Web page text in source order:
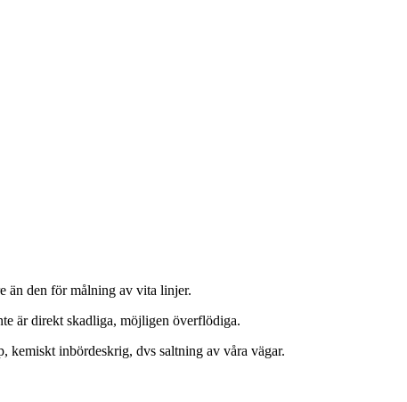
än den för målning av vita linjer.
är direkt skadliga, möjligen överflödiga.
kemiskt inbördeskrig, dvs saltning av våra vägar.